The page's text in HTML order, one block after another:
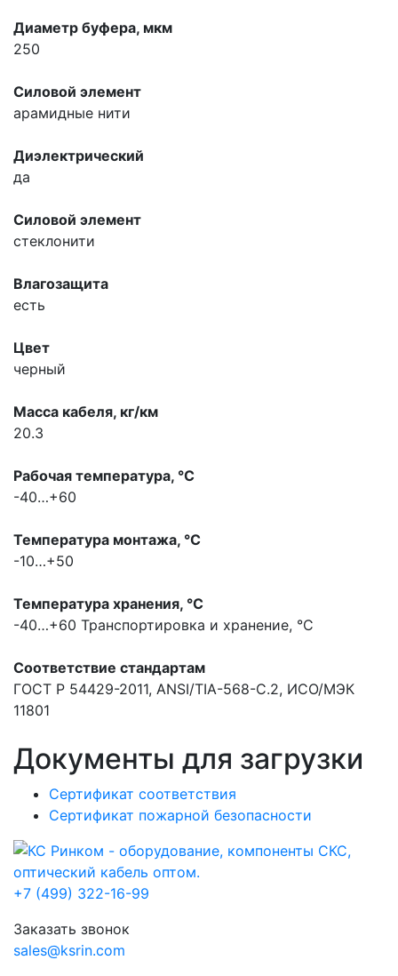
Диаметр буфера, мкм
250
Силовой элемент
арамидные нити
Диэлектрический
да
Силовой элемент
стеклонити
Влагозащита
есть
Цвет
черный
Масса кабеля, кг/км
20.3
Рабочая температура, °С
-40…+60
Температура монтажа, °С
-10…+50
Температура хранения, °С
-40…+60 Транспортировка и хранение, °С
Соответствие стандартам
ГОСТ Р 54429-2011, ANSI/TIA-568-С.2, ИСО/МЭК
11801
Документы для загрузки
Сертификат соответствия
Сертификат пожарной безопасности
+7 (499) 322-16-99
Заказать звонок
sales@ksrin.com